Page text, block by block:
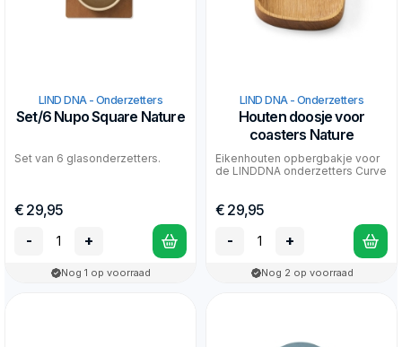
LIND DNA - Onderzetters
Set/6 Nupo Square Nature
Set van 6 glasonderzetters.
€ 29,95
-
+
Nog 1 op voorraad
LIND DNA - Onderzetters
Houten doosje voor
coasters Nature
Eikenhouten opbergbakje voor
de LINDDNA onderzetters Curve
€ 29,95
-
+
Nog 2 op voorraad